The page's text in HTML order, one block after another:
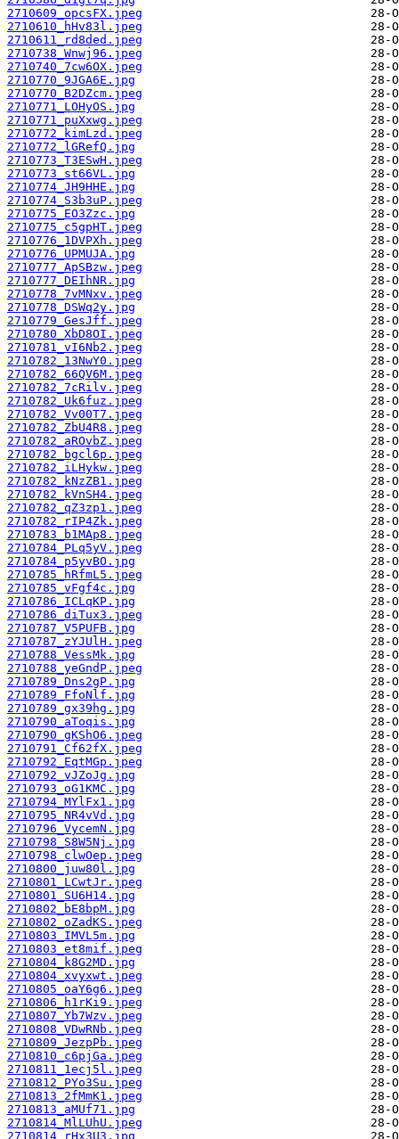
2710609_opcsFX.jpeg
2710610_hHv83l.jpeg
2710611_rd8ded.jpeg
2710738_Wnwj96.jpeg
2710740_7cw6OX.jpeg
2710770_9JGA6E.jpg
2710770_B2DZcm.jpeg
2710771_LOHyOS.jpg
2710771_puXxwg.jpeg
2710772_kimLzd.jpeg
2710772_lGRefQ.jpg
2710773_T3ESwH.jpeg
2710773_st66VL.jpg
2710774_JH9HHE.jpg
2710774_S3b3uP.jpeg
2710775_EO3Zzc.jpg
2710775_c5gpHT.jpeg
2710776_1DVPXh.jpeg
2710776_UPMUJA.jpg
2710777_ApSBzw.jpeg
2710777_DEIhNR.jpg
2710778_7vMNxv.jpeg
2710778_DSWq2y.jpg
2710779_GesJff.jpeg
2710780_XbD8OI.jpeg
2710781_vI6Nb2.jpeg
2710782_13NwY0.jpeg
2710782_66QV6M.jpeg
2710782_7cRilv.jpeg
2710782_Uk6fuz.jpeg
2710782_Vv00T7.jpeg
2710782_ZbU4R8.jpeg
2710782_aROvbZ.jpeg
2710782_bgcl6p.jpeg
2710782_iLHykw.jpeg
2710782_kNzZB1.jpeg
2710782_kVnSH4.jpeg
2710782_qZ3zp1.jpeg
2710782_rIP4Zk.jpeg
2710783_b1MAp8.jpeg
2710784_PLq5yV.jpeg
2710784_p5yvBO.jpg
2710785_hRfmL5.jpeg
2710785_vFgf4c.jpg
2710786_ICLqKP.jpg
2710786_diTux3.jpeg
2710787_V5PUFB.jpg
2710787_zYJUlH.jpeg
2710788_VessMk.jpg
2710788_yeGndP.jpeg
2710789_Dns2gP.jpg
2710789_FfoNlf.jpg
2710789_gx39hg.jpg
2710790_aToqis.jpg
2710790_gKShO6.jpeg
2710791_Cf62fX.jpeg
2710792_EqtMGp.jpeg
2710792_vJZoJg.jpg
2710793_oG1KMC.jpg
2710794_MYlFx1.jpg
2710795_NR4vVd.jpg
2710796_VycemN.jpg
2710798_S8W5Nj.jpg
2710798_clwOep.jpeg
2710800_juw80l.jpg
2710801_LCwtJr.jpeg
2710801_SU6H14.jpg
2710802_bE8bpM.jpg
2710802_oZadKS.jpeg
2710803_IMVL5m.jpg
2710803_et8mif.jpeg
2710804_k8G2MD.jpg
2710804_xvyxwt.jpeg
2710805_oaY6g6.jpeg
2710806_h1rKi9.jpeg
2710807_Yb7Wzv.jpeg
2710808_VDwRNb.jpeg
2710809_JezpPb.jpeg
2710810_c6pjGa.jpeg
2710811_1ecj5l.jpeg
2710812_PYo3Su.jpeg
2710813_2fMmK1.jpeg
2710813_aMUf71.jpg
2710814_MlLUhU.jpeg
2710814_rHx3U3.jpg